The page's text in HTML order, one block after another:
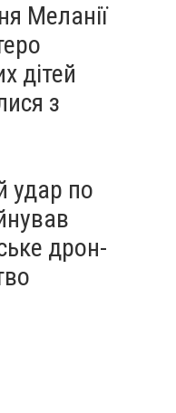
Меланії
дітей
з
удар по
дрон-